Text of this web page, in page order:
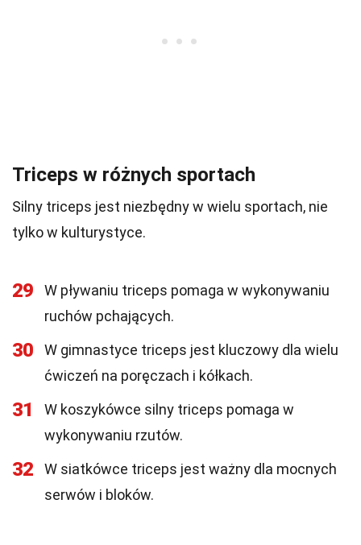
Triceps w różnych sportach
Silny triceps jest niezbędny w wielu sportach, nie
tylko w kulturystyce.
29
W pływaniu triceps pomaga w wykonywaniu
ruchów pchających.
30
W gimnastyce triceps jest kluczowy dla wielu
ćwiczeń na poręczach i kółkach.
31
W koszykówce silny triceps pomaga w
wykonywaniu rzutów.
32
W siatkówce triceps jest ważny dla mocnych
serwów i bloków.